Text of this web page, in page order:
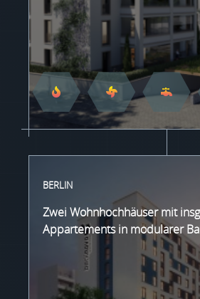
BERLIN
Zwei Wohnhochhäuser mit
Appartements in modularer